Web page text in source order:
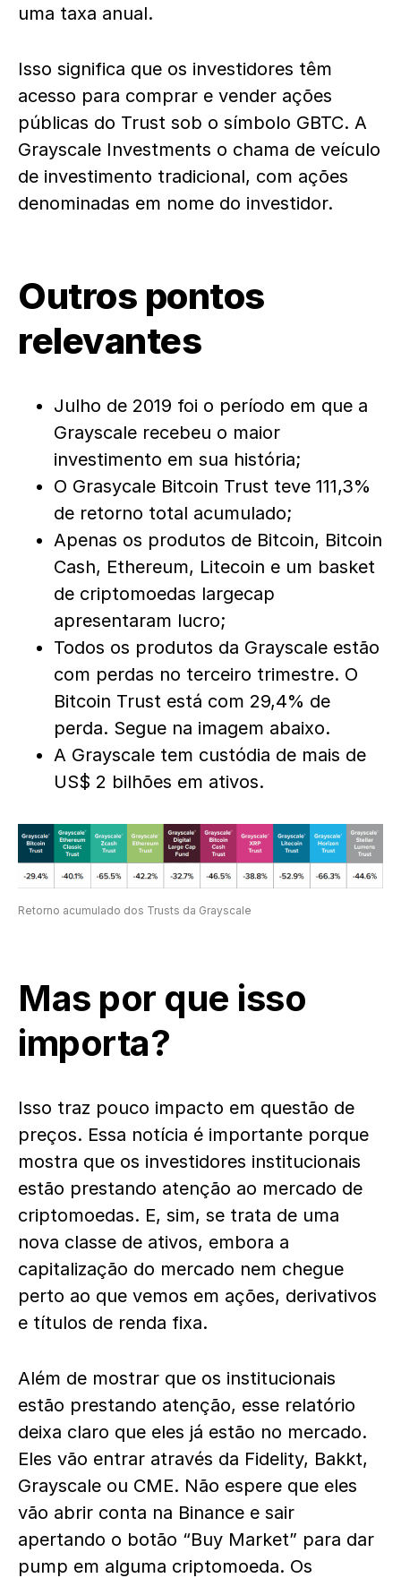
uma taxa anual.
Isso significa que os investidores têm
acesso para comprar e vender ações
públicas do Trust sob o símbolo GBTC. A
Grayscale Investments o chama de veículo
de investimento tradicional, com ações
denominadas em nome do investidor.
Outros pontos
relevantes
Julho de 2019 foi o período em que a
Grayscale recebeu o maior
investimento em sua história;
O Grasycale Bitcoin Trust teve 111,3%
de retorno total acumulado;
Apenas os produtos de Bitcoin, Bitcoin
Cash, Ethereum, Litecoin e um basket
de criptomoedas largecap
apresentaram lucro;
Todos os produtos da Grayscale estão
com perdas no terceiro trimestre. O
Bitcoin Trust está com 29,4% de
perda. Segue na imagem abaixo.
A Grayscale tem custódia de mais de
US$ 2 bilhões em ativos.
Retorno acumulado dos Trusts da Grayscale
Mas por que isso
importa?
Isso traz pouco impacto em questão de
preços. Essa notícia é importante porque
mostra que os investidores institucionais
estão prestando atenção ao mercado de
criptomoedas. E, sim, se trata de uma
nova classe de ativos, embora a
capitalização do mercado nem chegue
perto ao que vemos em ações, derivativos
e títulos de renda fixa.
Além de mostrar que os institucionais
estão prestando atenção, esse relatório
deixa claro que eles já estão no mercado.
Eles vão entrar através da Fidelity, Bakkt,
Grayscale ou CME. Não espere que eles
vão abrir conta na Binance e sair
apertando o botão “Buy Market” para dar
pump em alguma criptomoeda. Os